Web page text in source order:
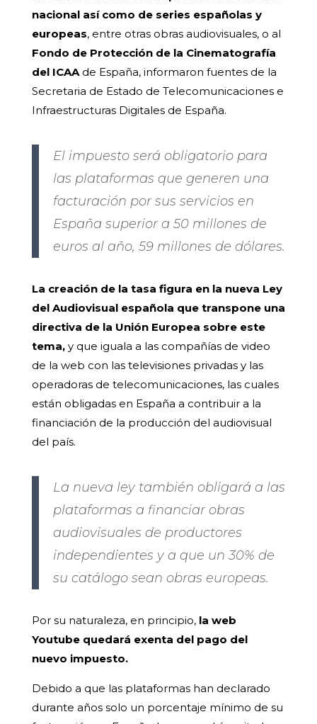
nacional así como de series españolas y
europeas, entre otras obras audiovisuales, o al
Fondo de Protección de la Cinematografía
del ICAAde España, informaron fuentes de la
Secretaria de Estado de Telecomunicaciones e
Infraestructuras Digitales de España.
El impuesto será obligatorio para
las plataformas que generen una
facturación por sus servicios en
España superior a 50 millones de
euros al año, 59 millones de dólares.
La creación de la tasa figura en la nueva Ley
del Audiovisual española que transpone una
directiva de la Unión Europea sobre este
tema,y que iguala a las compañías de video
de la web con las televisiones privadas y las
operadoras de telecomunicaciones, las cuales
están obligadas en España a contribuir a la
financiación de la producción del audiovisual
del país.
La nueva ley también obligará a las
plataformas a financiar obras
audiovisuales de productores
independientes y a que un 30% de
su catálogo sean obras europeas.
Por su naturaleza, en principio, la web
Youtube quedará exenta del pago del
nuevo impuesto.
Debido a que las plataformas han declarado
durante años solo un porcentaje mínimo de su